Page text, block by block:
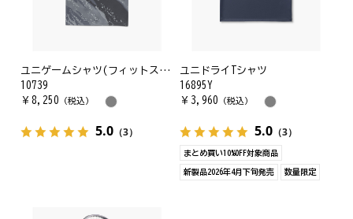
ユニゲームシャツ(フィットスタイル)
10739
￥ 8,250 （税込）
5.0 （3）
ユニドライTシャツ
16895Y
￥ 3,960 （税込）
5.0（3）
まとめ買い10%OFF対象商品
新製品2026年4月下旬発売 数量限定